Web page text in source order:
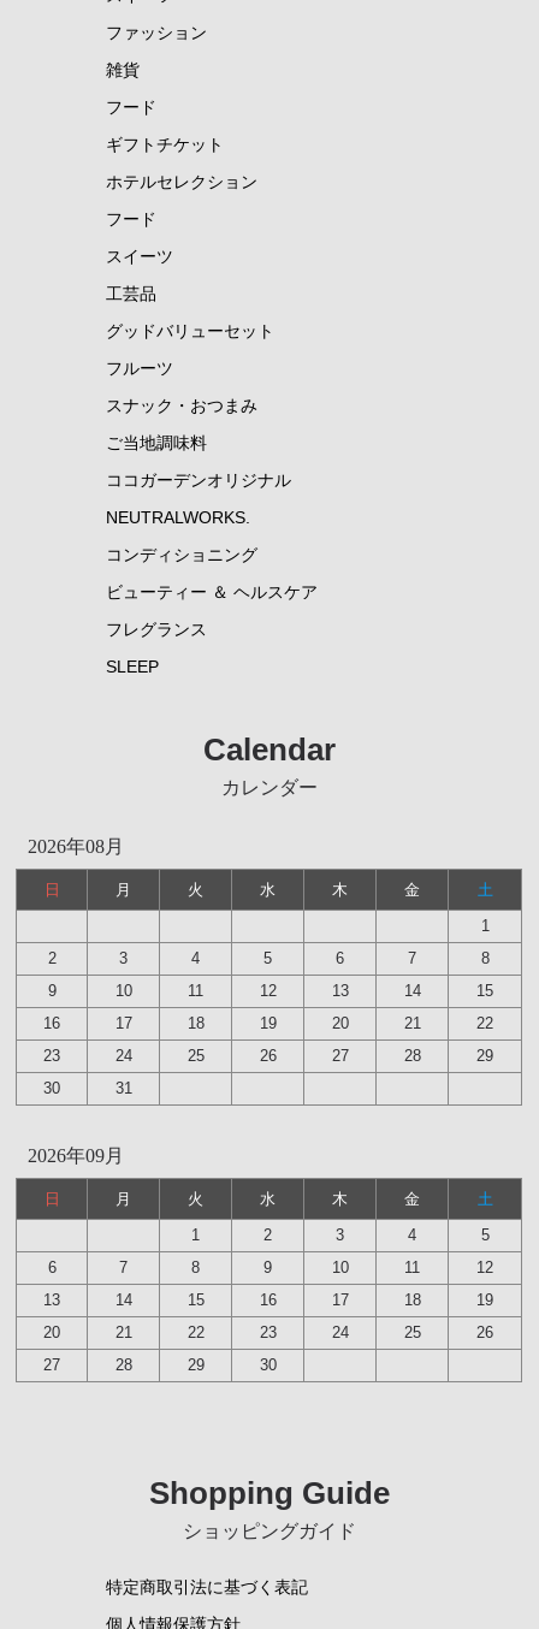
ファッション
雑貨
フード
ギフトチケット
ホテルセレクション
フード
スイーツ
工芸品
グッドバリューセット
フルーツ
スナック・おつまみ
ご当地調味料
ココガーデンオリジナル
NEUTRALWORKS.
コンディショニング
ビューティー ＆ ヘルスケア
フレグランス
SLEEP
Calendar
カレンダー
2026年08月
日 月 火 水 木 金
土
1
2
3 4 5 6 7
8
9
10 11 12 13 14
15
16
17 18 19 20 21
22
23
24 25 26 27 28
29
30
31
2026年09月
日 月 火 水 木 金
土
1
2 3 4
5
6
7 8 9 10 11
12
13
14 15 16 17 18
19
20
21 22 23 24 25
26
27
28 29 30
Shopping Guide
ショッピングガイド
特定商取引法に基づく表記
個人情報保護方針